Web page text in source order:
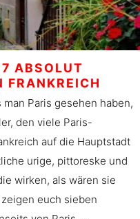
ABSOLUT
FRANKREICH
Paris gesehen haben,
den viele Paris-
auf die Hauptstadt
urige, pittoreske und
wirken, als wären sie
euch sieben